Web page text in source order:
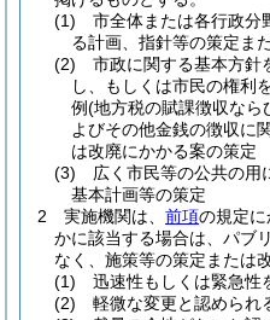
(1)
市全体または各行政分
る計画、指針等の策定ま
(2)
市政に関する基本方針
し、もしくは市民の権利
例(地方税の賦課徴収なら
よびその他金銭の徴収に
は改廃にかかる案の策定
(3)
広く市民等の公共の用
基本計画等の策定
2
実施機関は、 前項の規定に
かに該当する場合は、パブ
なく、施策等の策定または
(1)
迅速性もしくは緊急性
(2)
軽微な変更と認められ